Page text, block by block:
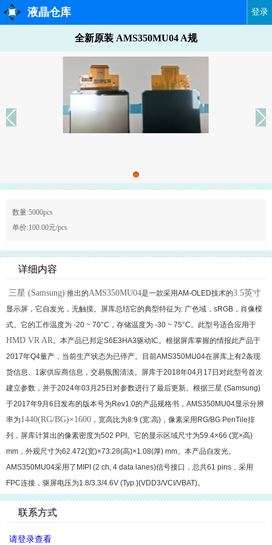
液晶仓库 登录
全新原装 AMS350MU04 A规
数量:5000pcs
单价:100.00元/pcs
详细内容
三星 (Samsung) 推出的AMS350MU04是一款采用AM-OLED技术的3.5英寸
显示屏，它自发光，无触摸。屏库总结它的典型特征为: 广色域，sRGB，肖像模
式。它的工作温度为 -20 ~ 70°C，存储温度为 -30 ~ 75°C。此型号适合应用于
HMD VR AR。本产品已邦定S6E3HA3驱动IC。根据屏库掌握的情报此产品于
2017年Q4量产，当前生产状态为已停产。目前AMS350MU04在屏库上有2条现
货信息、1家供应商信息，交易氛围清淡。屏库于2018年04月17日对此型号首次
建立参数，并于2024年03月25日对参数进行了最后更新。根据三星 (Samsung)
于2017年9月6日发布的版本号为Rev1.0的产品规格书，AMS350MU04显示分辨
率为1440(RG/BG)×1600 ，宽高比为8:9 (宽:高)，像素采用RG/BG PenTile排
列，屏库计算出的像素密度为502 PPI。它的显示区域尺寸为59.4×66 (宽×高)
mm，外观尺寸为62.472(宽)×73.28(高)×1.08(厚) mm。本产品自发光。
AMS350MU04采用了MIPI (2 ch, 4 data lanes)信号接口，总共61 pins，采用
FPC连接，驱屏电压为1.8/3.3/4.6V (Typ.)(VDD3/VCI/VBAT)。
联系方式
请登录查看